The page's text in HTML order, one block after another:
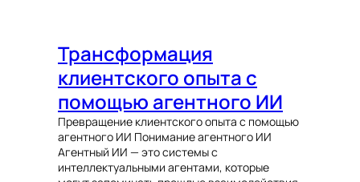
Трансформация
клиентского опыта с
помощью агентного ИИ
Превращение клиентского опыта с помощью
агентного ИИ Понимание агентного ИИ
Агентный ИИ — это системы с
интеллектуальными агентами, которые